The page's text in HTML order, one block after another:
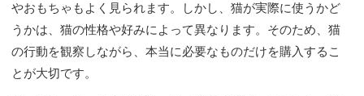
やおもちゃもよく見られます。しかし、猫が実際に使うかど
うかは、猫の性格や好みによって異なります。そのため、猫
の行動を観察しながら、本当に必要なものだけを購入するこ
とが大切です。